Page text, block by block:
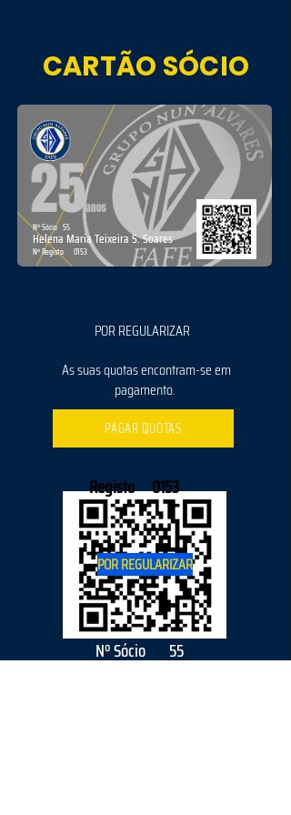
CARTÃO SÓCIO
55
Nº Sócio
Helena Maria Teixeira S. Soares
0153
Nº Registo
POR REGULARIZAR
As suas quotas encontram-se em
pagamento.
PAGAR QUOTAS
55
Nº Sócio
Registo 0153
POR REGULARIZAR